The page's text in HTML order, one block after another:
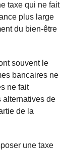
taxe qui ne fait
plus large
du bien-être
souvent le
bancaires ne
ne fait
alternatives de
de la
une taxe